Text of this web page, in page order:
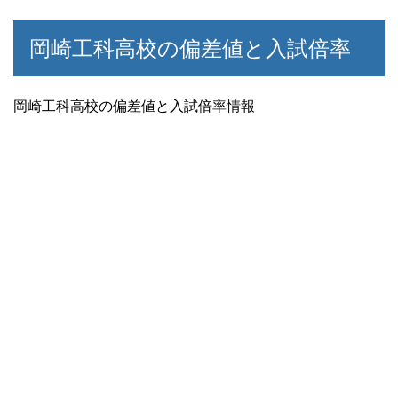
岡崎工科高校の偏差値と入試倍率
岡崎工科高校の偏差値と入試倍率情報